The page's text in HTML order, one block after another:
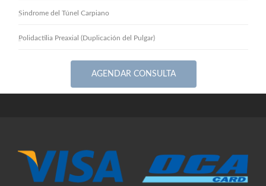
Sindrome del Túnel Carpiano
Polidactilia Preaxial (Duplicación del Pulgar)
AGENDAR CONSULTA